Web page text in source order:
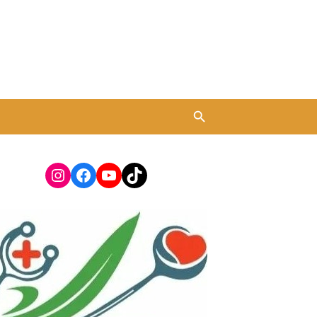
Instagram
Facebook
YouTube
TikTok